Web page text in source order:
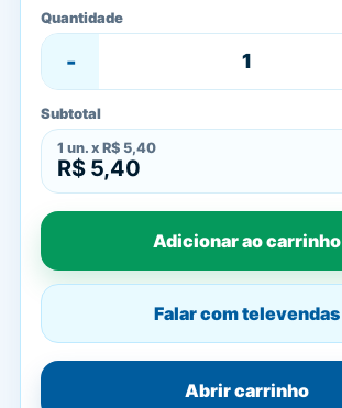
Quantidade
-
Subtotal
1 un. x R$ 5,40
R$ 5,40
Adicionar ao carrinho
Falar com televendas
Abrir carrinho